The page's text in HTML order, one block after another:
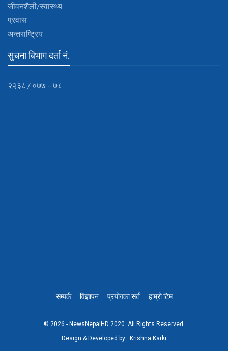
जीवनशैली/स्वास्थ्य
प्रवास
अन्तराष्ट्रिय
सुचना बिभाग दर्ता नं.
२२३८ / ०७७ – ७८
सम्पर्क विज्ञापन प्रयोगका सर्त हाम्रो टिम
© 2026 - NewsNepalHD 2020. All Rights Reserved.
Design & Developed by : Krishna Karki